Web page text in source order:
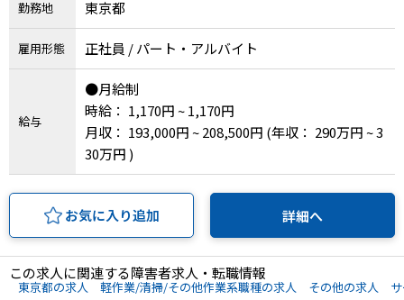
勤務地 東京都
雇用形態 正社員 / パート・アルバイト
給与
●月給制
時給： 1,170円 ~ 1,170円
月収： 193,000円 ~ 208,500円 (年収： 290万円 ~ 3
30万円 )
お気に入り追加 詳細へ
この求人に関連する障害者求人・転職情報
東京都の求人 軽作業/清掃/その他作業系職種の求人 その他の求人
ソーシャルファームサービス
しいたけ生産で実現する
新しい障害者雇用支援サービス
法人向けページ